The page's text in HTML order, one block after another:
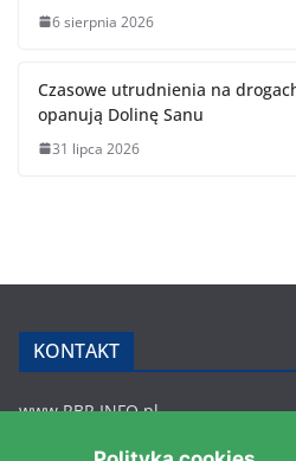
6 sierpnia 2026
Czasowe utrudnienia na
opanują Dolinę Sanu
31 lipca 2026
KONTAKT
www.RBR.INFO.pl